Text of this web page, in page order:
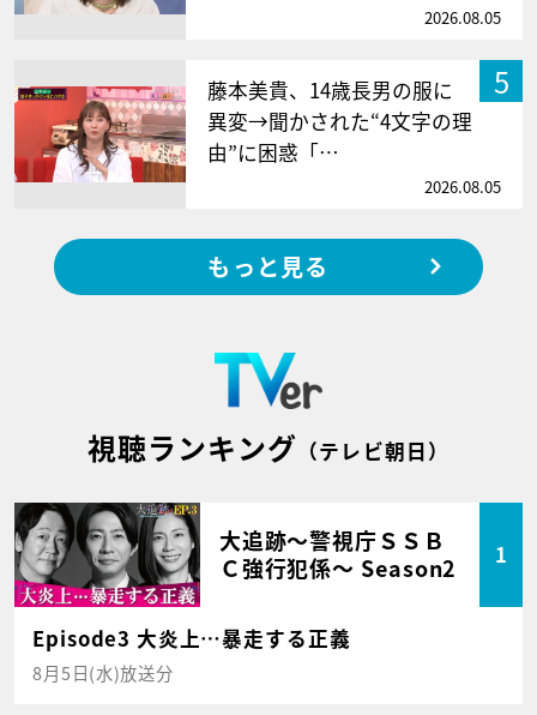
2026.08.05
5
藤本美貴、14歳長男の服に
異変→聞かされた“4文字の理
由”に困惑「…
2026.08.05
もっと見る
視聴ランキング （テレビ朝日）
大追跡～警視庁ＳＳＢ
Ｃ強行犯係～ Season2
1
Episode3 大炎上…暴走する正義
8月5日(水)放送分